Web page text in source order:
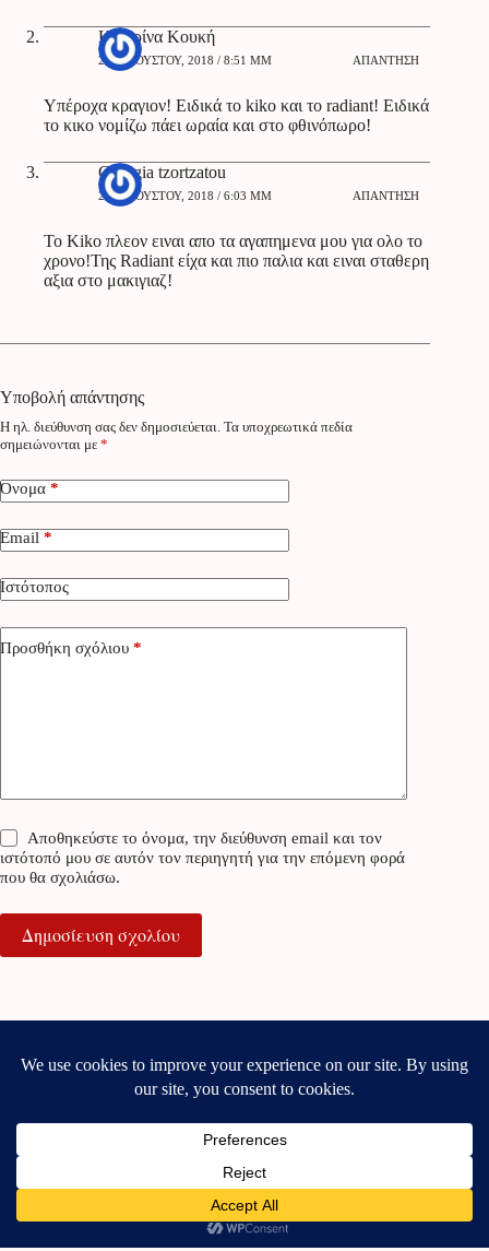
Κατερίνα Κουκή
28 ΑΥΓΟΎΣΤΟΥ, 2018 / 8:51 ΜΜ ΑΠΆΝΤΗΣΗ
Υπέροχα κραγιον! Ειδικά το kiko και το radiant! Ειδικά
το κικο νομίζω πάει ωραία και στο φθινόπωρο!
Georgia tzortzatou
29 ΑΥΓΟΎΣΤΟΥ, 2018 / 6:03 ΜΜ ΑΠΆΝΤΗΣΗ
Το Kiko πλεον ειναι απο τα αγαπημενα μου για ολο το
χρονο!Της Radiant είχα και πιο παλια και ειναι σταθερη
αξια στο μακιγιαζ!
Υποβολή απάντησης
Η ηλ. διεύθυνση σας δεν δημοσιεύεται. Τα υποχρεωτικά πεδία
σημειώνονται με *
Όνομα *
Email *
Ιστότοπος
Προσθήκη σχόλιου *
Αποθηκεύστε το όνομα, την διεύθυνση email και τον
ιστότοπό μου σε αυτόν τον περιηγητή για την επόμενη φορά
που θα σχολιάσω.
Δημοσίευση σχολίου
Contact Us Privacy Policy